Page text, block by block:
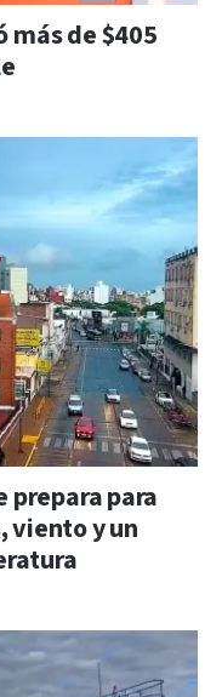
más de $405
prepara para
viento y un